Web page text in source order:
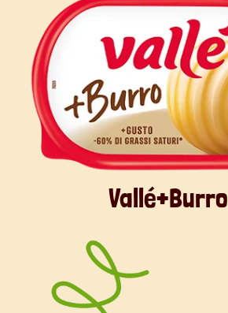
Vallé+Burro